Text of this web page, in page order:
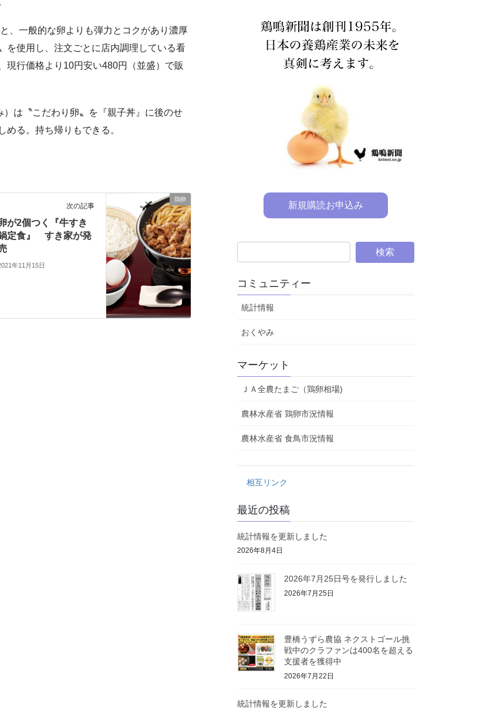
、一般的な卵よりも弾力とコクがあり濃厚
を使用し、注文ごとに店内調理している看
現行価格より10円安い480円（並盛）で販
は〝こだわり卵〟を『親子丼』に後のせ
る。持ち帰りもできる。
鶏卵
次の記事
が2個つく『牛すき
定食』 すき家が発
年11月15日
新規購読お申込み
コミュニティー
統計情報
おくやみ
マーケット
ＪＡ全農たまご（鶏卵相場)
農林水産省 鶏卵市況情報
農林水産省 食鳥市況情報
相互リンク
最近の投稿
統計情報を更新しました
2026年8月4日
2026年7月25日号を発行しました
2026年7月25日
豊橋うずら農協 ネクストゴール挑
戦中のクラファンは400名を超える
支援者を獲得中
2026年7月22日
統計情報を更新しました